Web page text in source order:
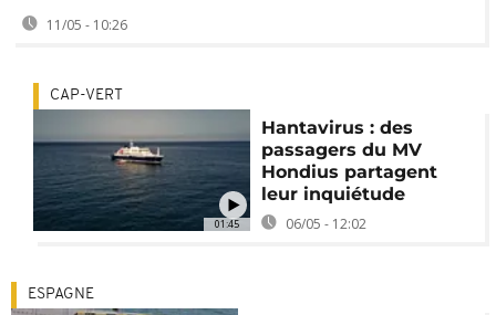
11/05 - 10:26
01:45
CAP-VERT
Hantavirus : des
passagers du MV
Hondius partagent
leur inquiétude
06/05 - 12:02
ESPAGNE